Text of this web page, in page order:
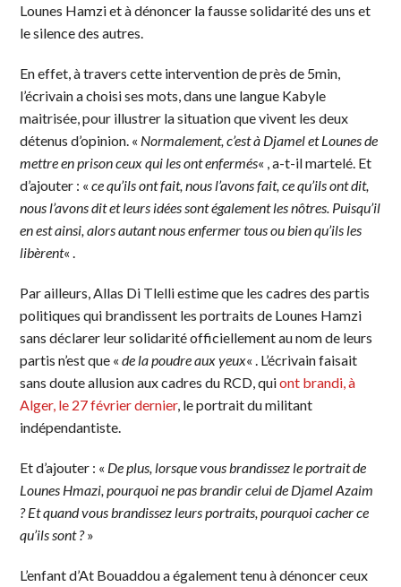
Lounes Hamzi et à dénoncer la fausse solidarité des uns et
le silence des autres.
En effet, à travers cette intervention de près de 5min,
l’écrivain a choisi ses mots, dans une langue Kabyle
maitrisée, pour illustrer la situation que vivent les deux
détenus d’opinion. « Normalement, c’est à Djamel et Lounes de
mettre en prison ceux qui les ont enfermés« , a-t-il martelé. Et
d’ajouter : «ce qu’ils ont fait, nous l’avons fait, ce qu’ils ont dit,
nous l’avons dit et leurs idées sont également les nôtres. Puisqu’il
en est ainsi, alors autant nous enfermer tous ou bien qu’ils les
libèrent« .
Par ailleurs, Allas Di Tlelli estime que les cadres des partis
politiques qui brandissent les portraits de Lounes Hamzi
sans déclarer leur solidarité officiellement au nom de leurs
partis n’est que «de la poudre aux yeux« . L’écrivain faisait
sans doute allusion aux cadres du RCD, quiont brandi, à
Alger, le 27 février dernier, le portrait du militant
indépendantiste.
Et d’ajouter : « De plus, lorsque vous brandissez le portrait de
Lounes Hmazi, pourquoi ne pas brandir celui de Djamel Azaim
? Et quand vous brandissez leurs portraits, pourquoi cacher ce
qu’ils sont ?»
L’enfant d’At Bouaddou a également tenu à dénoncer ceux